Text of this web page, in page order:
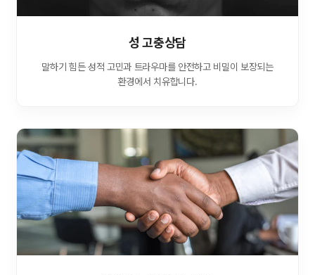
성 고충상담
말하기 힘든 성적 고민과 트라우마를 안전하고 비밀이 보장되는
환경에서 치유합니다.